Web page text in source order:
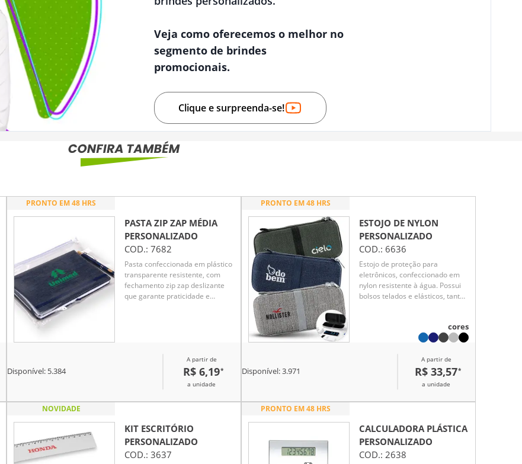
Veja como oferecemos o melhor no
segmento de brindes
promocionais.
Clique e surpreenda-se!
PRONTO EM 48 HRS
PASTA ZIP ZAP MÉDIA
PERSONALIZADO
COD.: 7682
Pasta confeccionada em plástico
transparente resistente, com
fechamento zip zap deslizante
que garante praticidade e
Disponível: 5.384
A partir de
R$ 6,19*
a unidade
PRONTO EM 48 HRS
ESTOJO DE NYLON
PERSONALIZADO
COD.: 6636
Estojo de proteção para
eletrônicos, confeccionado em
nylon resistente à água. Possui
bolsos telados e elásticos, tanto
segura dos itens, oferecendo
praticidade e proteção.
cores
Disponível:3.971
A partir de
R$ 33,57*
a unidade
NOVIDADE
KIT ESCRITÓRIO
PERSONALIZADO
COD.: 3637
PRONTO EM 48 HRS
CALCULADORA PLÁSTICA
PERSONALIZADO
COD.: 2638